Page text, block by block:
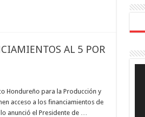
AL 5 POR
Hondureño para la Producción y
acceso a los financiamientos de
anunció el Presidente de …